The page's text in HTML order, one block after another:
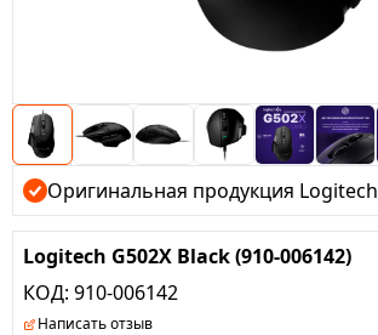
Оригинальная продукция Logitech
Logitech G502X Black (910-006142)
КОД: 910-006142
Написать отзыв